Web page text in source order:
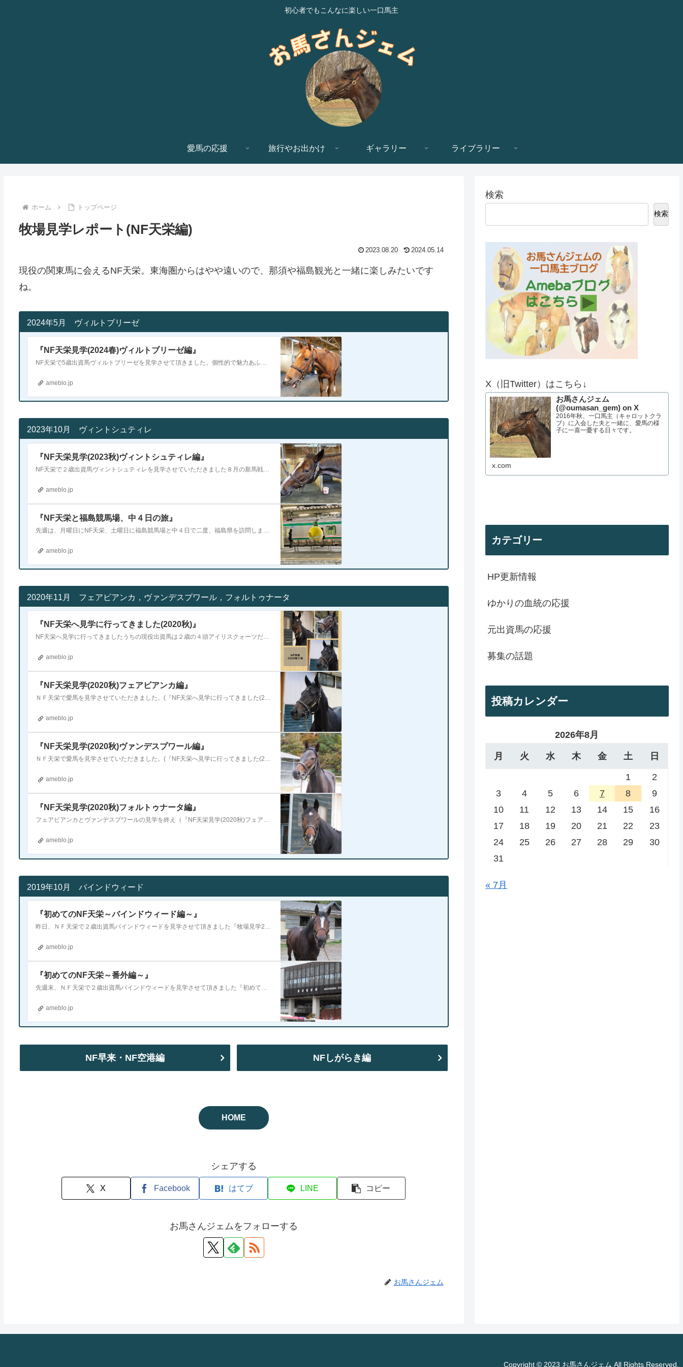
初心者でもこんなに楽しい一口馬主
愛馬の応援 旅行やお出かけ ギャラリー ライブラリー
ホーム トップページ
牧場見学レポート(NF天栄編)
2023.08.20 2024.05.14
現役の関東馬に会えるNF天栄。東海圏からはやや遠いので、那須や福島観光と一緒に楽しみたいです
ね。
2024年5月 ヴィルトブリーゼ
『NF天栄見学(2024春)ヴィルトブリーゼ編』
ameblo.jp
2023年10月 ヴィントシュティレ
『NF天栄見学(2023秋)ヴィントシュティレ編』
ameblo.jp
『NF天栄と福島競馬場、中４日の旅』
ameblo.jp
2020年11月 フェアビアンカ，ヴァンデスプワール，フォルトゥナータ
『NF天栄へ見学に行ってきました(2020秋)』
NF天栄へ見学に行ってきましたうちの現役出資馬は２歳の４頭アイリスクォーツだけは関西馬。なんと、関東の現役出資馬３頭の全員に会うことができました フェアビアン…
ameblo.jp
『NF天栄見学(2020秋)フェアビアンカ編』
ＮＦ天栄で愛馬を見学させていただきました。(『NF天栄へ見学に行ってきました(2020秋)』) 最初に見学させて頂いたのはフェアビアンカ。フェアビアンカを連れ…
ameblo.jp
『NF天栄見学(2020秋)ヴァンデスプワール編』
ＮＦ天栄で愛馬を見学させていただきました。(『NF天栄へ見学に行ってきました(2020秋)』) 一昨日に記事を書いたフェアビアンカは（『NF天栄見学(2020…
ameblo.jp
『NF天栄見学(2020秋)フォルトゥナータ編』
フェアビアンカとヴァンデスプワールの見学を終え（『NF天栄見学(2020秋)フェアビアンカ編』）（『NF天栄見学(2020秋)ヴァンデスプワール編』）次はフォ…
ameblo.jp
2019年10月 バインドウィード
『初めてのNF天栄～バインドウィード編～』
昨日、ＮＦ天栄で２歳出資馬バインドウィードを見学させて頂きました『牧場見学2019（春）～バインドウィード編～』から半年ぶり。相変わらずかわいかったです ２頭…
ameblo.jp
『初めてのNF天栄～番外編～』
先週末、ＮＦ天栄で２歳出資馬バインドウィードを見学させて頂きました『初めてのNF天栄～バインドウィード編～』今回は道中の食事など番外編です。 見学は15:30…
ameblo.jp
NF早来・NF空港編 NFしがらき編
HOME
シェアする
X Facebook はてブ LINE コピー
お馬さんジェムをフォローする
お馬さんジェム
検索
検索
X（旧Twitter）はこちら↓
お馬さんジェム
(@oumasan_gem) on X
2016年秋、一口馬主（キャロットクラ
ブ）に入会した夫と一緒に、愛馬の様
子に一喜一憂する日々です。
x.com
カテゴリー
HP更新情報
ゆかりの血統の応援
元出資馬の応援
募集の話題
投稿カレンダー
2026年8月
月 火 水 木 金 土 日
1
2
3
4 5 6 7 8
9
10
11 12 13 14 15
16
17
18 19 20 21 22
23
24
25 26 27 28 29
30
31
« 7月
Copyright © 2023 お馬さんジェム All Rights Reserved.